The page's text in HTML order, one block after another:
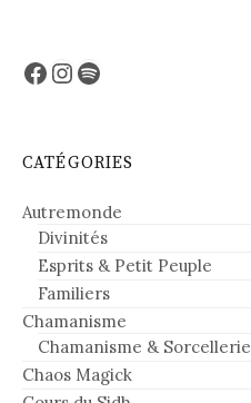
Facebook
Instagram
Spotify
CATÉGORIES
Autremonde
Divinités
Esprits & Petit Peuple
Familiers
Chamanisme
Chamanisme & Sorcellerie
Chaos Magick